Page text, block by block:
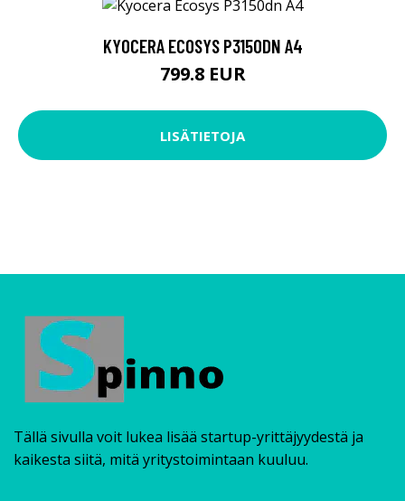
KYOCERA ECOSYS P3150DN A4
799.8 EUR
LISÄTIETOJA
Tällä sivulla voit lukea lisää startup-yrittäjyydestä ja
kaikesta siitä, mitä yritystoimintaan kuuluu.